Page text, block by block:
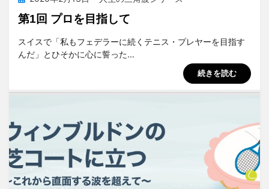
稿
日:
第1回 プロを目指して
投稿者tsuchiya
スイスで「私もフェデラーに続くテニス・プレヤーを目指す
んだ」とひそかに心に誓った…
続きを読む